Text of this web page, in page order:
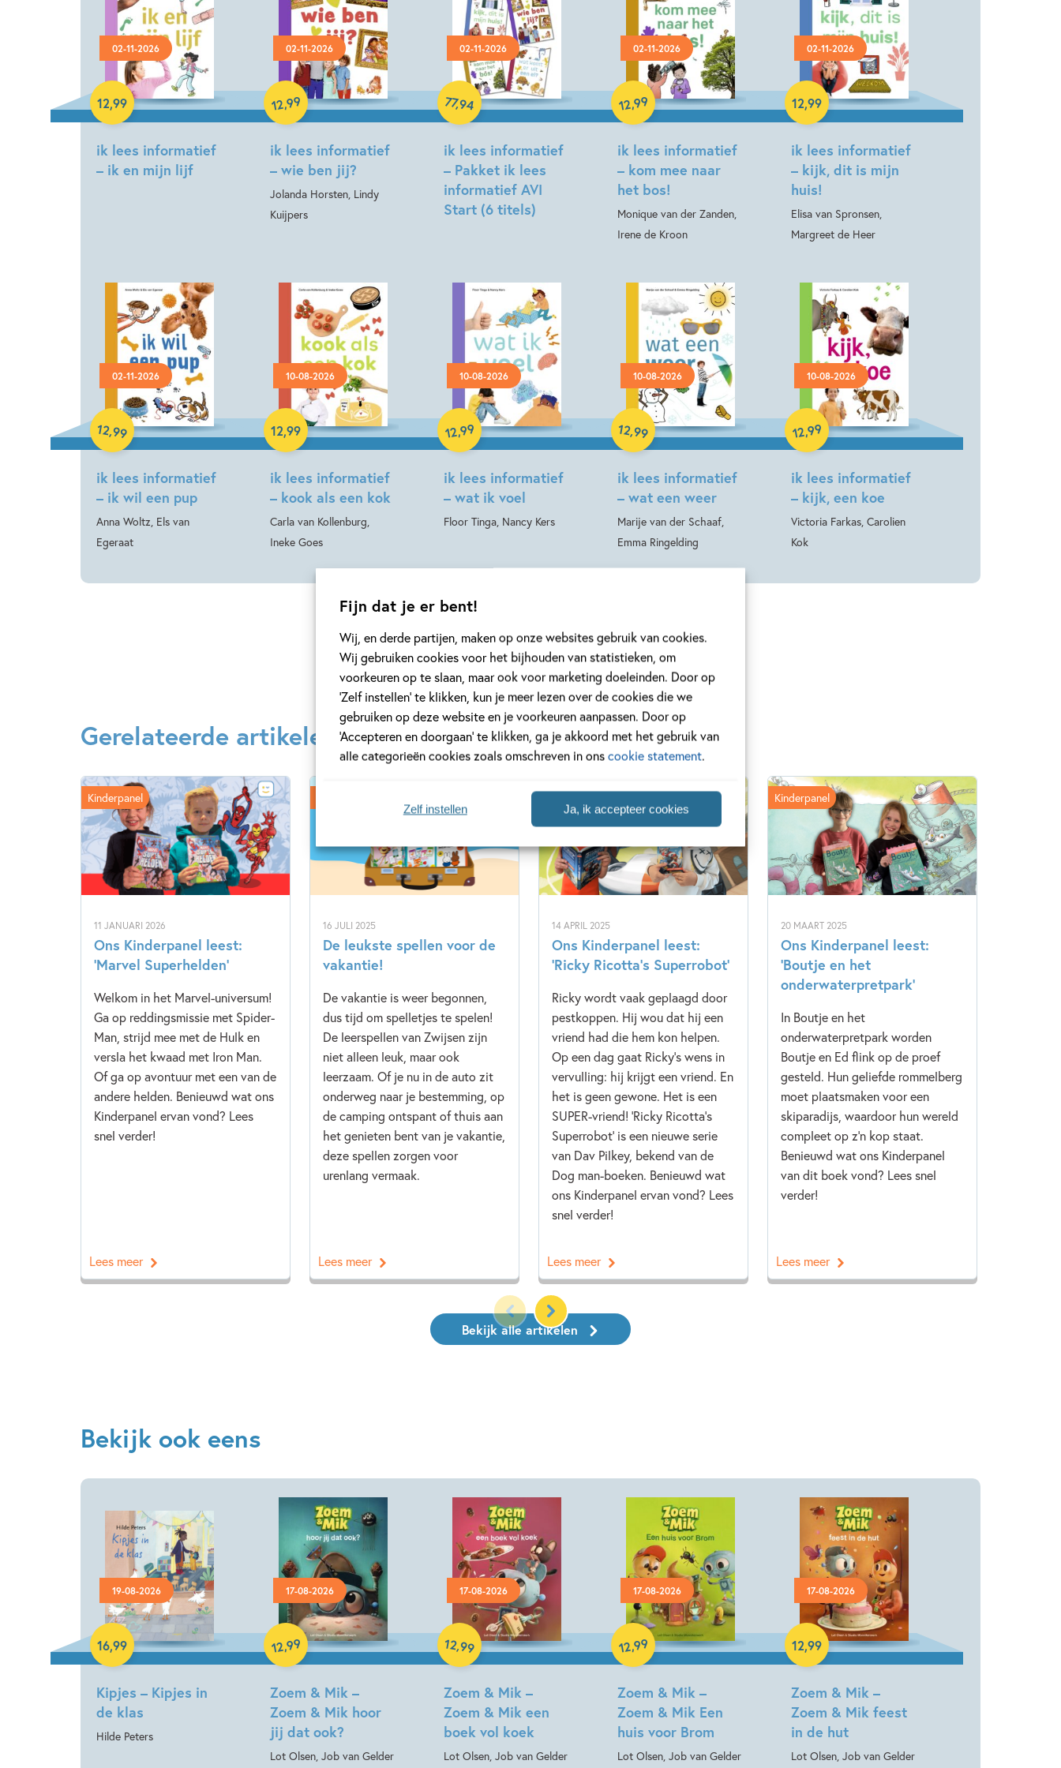
Fijn dat je er bent!
Wij, en derde partijen, maken op onze websites gebruik van cookies.
Wij gebruiken cookies voor het bijhouden van statistieken, om
voorkeuren op te slaan, maar ook voor marketing doeleinden. Door op
‘Zelf instellen’ te klikken, kun je meer lezen over de cookies die we
gebruiken op deze website en je voorkeuren aanpassen. Door op
‘Accepteren en doorgaan’ te klikken, ga je akkoord met het gebruik van
alle categorieën cookies zoals omschreven in onscookie statement.
Ja, ik accepteer cookies
Zelf instellen
Kenmerken van dit boek
5 – 7 jaar Beginnende lezer & AVI boeken
Dagelijks leven
Woorden & taal
Isabel Versteeg
Madeleine van der Raad
02-11-2026
ik lees informatief
– ik en mijn lijf
12,99
Hardcover
02-11-2026
ik lees informatief
– wie ben jij?
Jolanda Horsten, Lindy
Kuijpers
12,99
Hardcover
02-11-2026
ik lees informatief
– Pakket ik lees
informatief AVI
Start (6 titels)
77,94
Samengesteld pakket
02-11-2026
ik lees informatief
– kom mee naar
het bos!
Monique van der Zanden,
Irene de Kroon
12,99
Hardcover
02-11-2026
ik lees informatief
– kijk, dit is mijn
huis!
Elisa van Spronsen,
Margreet de Heer
12,99
Hardcover
02-11-2026
ik lees informatief
– ik wil een pup
Anna Woltz, Els van
Egeraat
12,99
Hardcover
10-08-2026
ik lees informatief
– kook als een kok
Carla van Kollenburg,
Ineke Goes
12,99
Hardcover
10-08-2026
ik lees informatief
– wat ik voel
Floor Tinga, Nancy Kers
12,99
Hardcover
10-08-2026
ik lees informatief
– wat een weer
Marije van der Schaaf,
Emma Ringelding
12,99
Hardcover
10-08-2026
ik lees informatief
– kijk, een koe
Victoria Farkas, Carolien
Kok
12,99
Hardcover
Gerelateerde artikelen
11 JANUARI 2026
Ons Kinderpanel leest:
‘Marvel Superhelden’
Welkom in het Marvel-universum!
Ga op reddingsmissie met Spider-
Man, strijd mee met de Hulk en
versla het kwaad met Iron Man.
Of ga op avontuur met een van de
andere helden. Benieuwd wat ons
Kinderpanel ervan vond? Lees
snel verder!
Kinderpanel
Lees meer
16 JULI 2025
De leukste spellen voor de
vakantie!
De vakantie is weer begonnen,
dus tijd om spelletjes te spelen!
De leerspellen van Zwijsen zijn
niet alleen leuk, maar ook
leerzaam. Of je nu in de auto zit
onderweg naar je bestemming, op
de camping ontspant of thuis aan
het genieten bent van je vakantie,
deze spellen zorgen voor
urenlang vermaak.
Lees meer
14 APRIL 2025
Ons Kinderpanel leest:
‘Ricky Ricotta’s Superrobot’
Ricky wordt vaak geplaagd door
pestkoppen. Hij wou dat hij een
vriend had die hem kon helpen.
Op een dag gaat Ricky’s wens in
vervulling: hij krijgt een vriend. En
het is geen gewone. Het is een
SUPER-vriend! 'Ricky Ricotta's
Superrobot' is een nieuwe serie
van Dav Pilkey, bekend van de
Dog man-boeken. Benieuwd wat
ons Kinderpanel ervan vond? Lees
snel verder!
Lees meer
20 MAART 2025
Ons Kinderpanel leest:
‘Boutje en het
onderwaterpretpark’
In Boutje en het
onderwaterpretpark worden
Boutje en Ed flink op de proef
gesteld. Hun geliefde rommelberg
moet plaatsmaken voor een
skiparadijs, waardoor hun wereld
compleet op z’n kop staat.
Benieuwd wat ons Kinderpanel
van dit boek vond? Lees snel
verder!
Kinderpanel
Lees meer
Bekijk alle artikelen
Bekijk ook eens
19-08-2026
Kipjes – Kipjes in
de klas
Hilde Peters
16,99
Hardcover
17-08-2026
Zoem & Mik –
Zoem & Mik hoor
jij dat ook?
Lot Olsen, Job van Gelder
12,99
Hardcover
17-08-2026
Zoem & Mik –
Zoem & Mik een
boek vol koek
Lot Olsen, Job van Gelder
12,99
Hardcover
17-08-2026
Zoem & Mik –
Zoem & Mik Een
huis voor Brom
Lot Olsen, Job van Gelder
12,99
Hardcover
17-08-2026
Zoem & Mik –
Zoem & Mik feest
in de hut
Lot Olsen, Job van Gelder
12,99
Hardcover